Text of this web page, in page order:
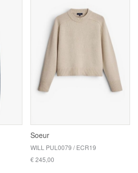
Soeur
WILL PUL0079 / ECR19
€ 245,00